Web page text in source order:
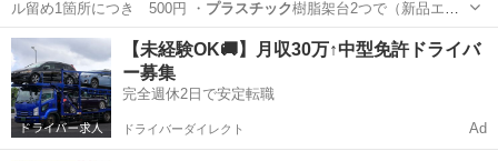
ル留め1箇所につき 500円 ・ プラスチック樹脂架台2つで（新品エア
コン購入の…
愛知 名古屋市 その他 取り付け
【未経験OK🚚】月収30万↑中型免許ドライバ
ー募集
完全週休2日で安定転職
ドライバーダイレクト Ad